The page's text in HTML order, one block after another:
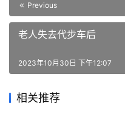
Previous
老人失去代步车后
2023年10月30日 下午12:07
相关推荐